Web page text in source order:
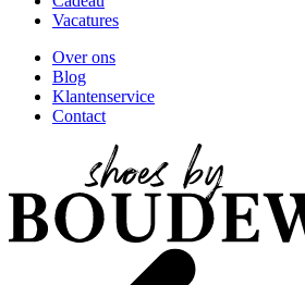
Vacatures
Over ons
Blog
Klantenservice
Contact